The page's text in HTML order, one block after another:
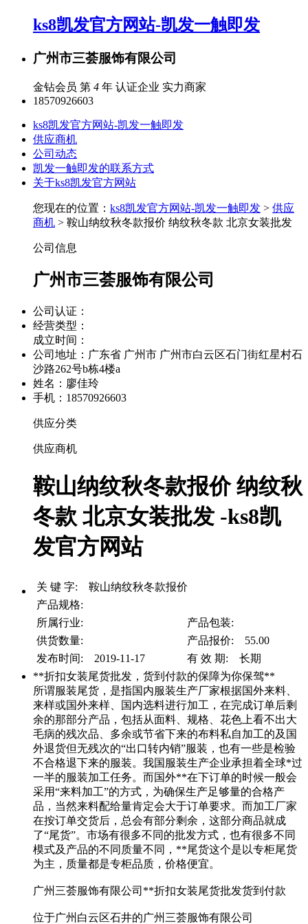
ks8凯发官方网站-凯发一触即发
广州市三荟服饰有限公司
金钻会员 第 4 年 认证企业 实力商家
18570926603
ks8凯发官方网站-凯发一触即发
供应商机
公司动态
凯发一触即发的联系方式
关于ks8凯发官方网站
您现在的位置： ks8凯发官方网站-凯发一触即发 > 供应
商机 > 鞍山纳纹秋冬款报价 纳纹秋冬款 北京女装批发
公司信息
广州市三荟服饰有限公司
公司认证：
经营类型：
成立时间：
公司地址： 广东省 广州市 广州市白云区石门街红星村石
沙路262号b栋4楼a
姓名：廖佳玲
手机：18570926603
供应分类
供应商机
鞍山纳纹秋冬款报价 纳纹秋
冬款 北京女装批发 -ks8凯
发官方网站
关 键 字: 鞍山纳纹秋冬款报价
产品规格:
所属行业:
产品包装:
供货数量:
产品报价: 55.00
发布时间: 2019-11-17
有 效 期: 长期
**折扣女装尾货批发，货到付款的保障为你保驾**
所谓服装尾货，是指国内服装生产厂家根据国外来料、
来样或国外来样、国内选料进行加工，在完成订单后剩
余的那部分产品，包括从面料、规格、花色上看不出大
毛病的残次品、多余或节省下来的布料私自加工的及国
外退货但无残次的“出口转内销”服装，也有一些是检验
不合格退下来的服装。我国服装生产企业承担着全球*过
一半的服装加工任务。而国外**在下订单的时候一般会
采用“来料加工”的方式，为确保生产足够量的合格产
品，当然来料配给量肯定会大于订单要求。而加工厂家
在按订单交货后，总会有部分剩余，这部分商品就成
了“尾货”。市场有很多不同的批发方式，也有很多不同
模式及产品的不同质量不同，**尾货这个是以专柜尾货
为主，质量都是专柜品质，价格便宜。
广州三荟服饰有限公司**折扣女装尾货批发货到付款
位于广州白云区石井的广州三荟服饰有限公司